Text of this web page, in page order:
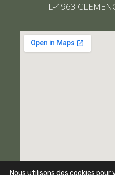
L-4963
Nous utilisons des cookies pour